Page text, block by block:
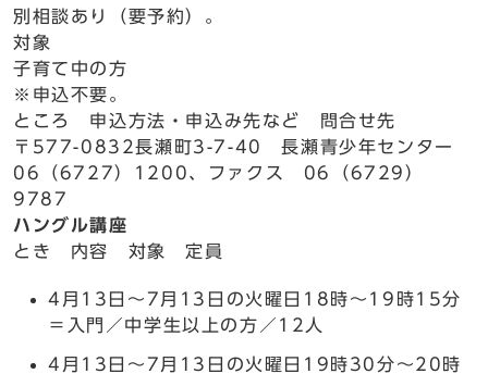
別相談あり（要予約）。
対象
子育て中の方
※申込不要。
ところ 申込方法・申込み先など 問合せ先
〒577-0832長瀬町3-7-40 長瀬青少年センター
06（6727）1200、ファクス 06（6729）
9787
ハングル講座
とき 内容 対象 定員
4月13日～7月13日の火曜日18時～19時15分
＝入門／中学生以上の方／12人
4月13日～7月13日の火曜日19時30分～20時